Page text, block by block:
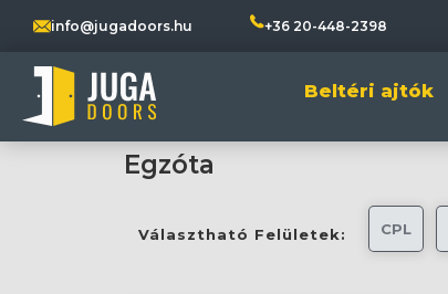
info@jugadoors.hu +36 20-448-2398
Beltéri ajtók
Egzóta
Választható Felületek: CPL